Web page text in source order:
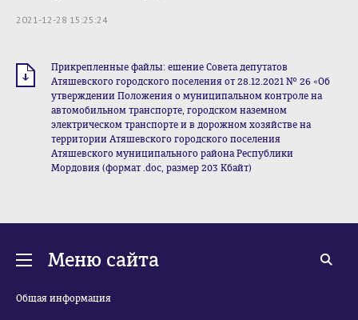
2021-12-28 15:25:24
Прикрепленные файлы: ешение Совета депутатов
Атяшевского городского поселения от 28.12.2021 № 26 «Об
утверждении Положения о муниципальном контроле на
автомобильном транспорте, городском наземном
электрическом транспорте и в дорожном хозяйстве на
территории Атяшевского городского поселения
Атяшевского муниципального района Республики
Мордовия (формат .doc, размер 203 Кбайт)
Меню сайта
Общая информация